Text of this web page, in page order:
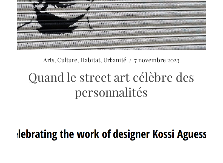
Arts,Culture,Habitat,Urbanité / 7 novembre 2023
Quand le street art célèbre des
personnalités